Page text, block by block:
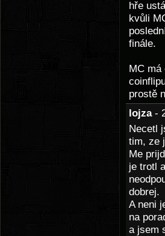
hře
kvůli
finále.
MC má
prostě
lojza -
Necetl
tim, ze
Me
je trotl
dobrej.
A neni
na
a jsem